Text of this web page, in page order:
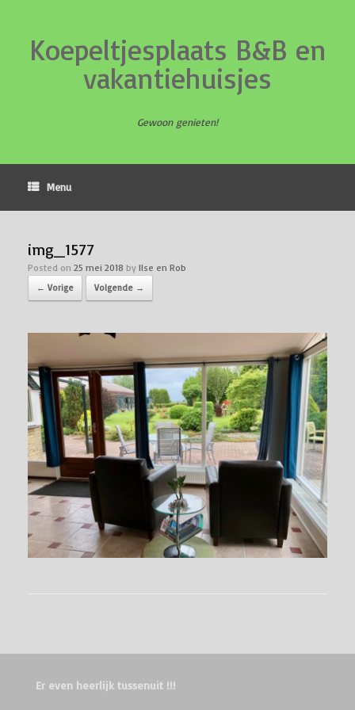
Koepeltjesplaats B&B en
vakantiehuisjes
Gewoon genieten!
Menu
img_1577
Posted on 25 mei 2018 by Ilse en Rob
← Vorige Volgende →
Er even heerlijk tussenuit !!!